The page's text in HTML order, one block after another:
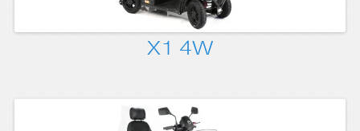
X1 4W